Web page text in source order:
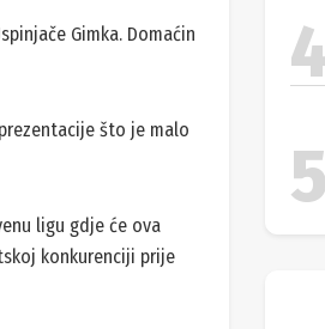
Gimka. Domaćin
što je malo
ligu gdje će ova
konkurenciji prije